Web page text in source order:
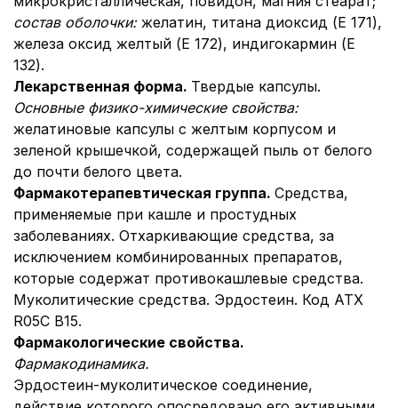
состав оболочки: желатин, титана диоксид (E 171),
железа оксид желтый (E 172), индигокармин (E
132).
Лекарственная форма. Твердые капсулы.
Основные физико-химические свойства:
желатиновые капсулы с желтым корпусом и
зеленой крышечкой, содержащей пыль от белого
до почти белого цвета.
Фармакотерапевтическая группа. Средства,
применяемые при кашле и простудных
заболеваниях. Отхаркивающие средства, за
исключением комбинированных препаратов,
которые содержат противокашлевые средства.
Муколитические средства. Эрдостеин. Код АТХ
R05C B15.
Фармакологические свойства.
Фармакодинамика.
Эрдостеин-муколитическое соединение,